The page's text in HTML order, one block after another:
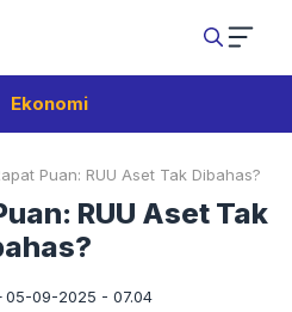
Ekonomi
Puan: RUU Aset Tak Dibahas?
RUU Aset Tak
05-09-2025 - 07.04